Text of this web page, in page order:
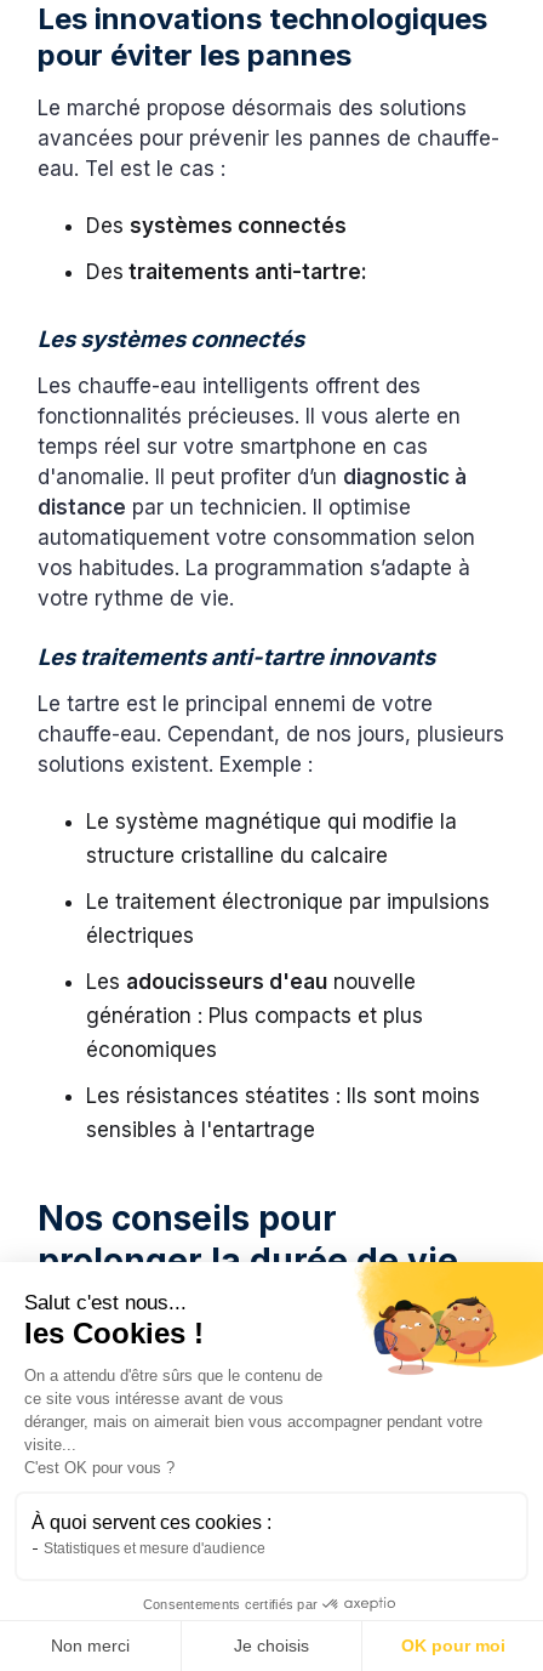
Les innovations technologiques
pour éviter les pannes
Le marché propose désormais des solutions
avancées pour prévenir les pannes de chauffe-
eau. Tel est le cas :
Dessystèmes connectés
Des traitements anti-tartre:
Les systèmes connectés
Les chauffe-eau intelligents offrent des
fonctionnalités précieuses. Il vous alerte en
temps réel sur votre smartphone en cas
d'anomalie. Il peut profiter d’un diagnostic à
distance par un technicien. Il optimise
automatiquement votre consommation selon
vos habitudes. La programmation s’adapte à
votre rythme de vie.
Les traitements anti-tartre innovants
Le tartre est le principal ennemi de votre
chauffe-eau. Cependant, de nos jours, plusieurs
solutions existent. Exemple :
Le système magnétique qui modifie la
structure cristalline du calcaire
Le traitement électronique par impulsions
électriques
Les adoucisseurs d'eau nouvelle
génération : Plus compacts et plus
économiques
Les résistances stéatites : Ils sont moins
sensibles à l'entartrage
Nos conseils pour
prolonger la durée de vie
de votre appareil
Entretenez régulièrement votre chauffe-eau.
Cela augmente nettement sa
Effectuez une vidange complète une fois
accumulé.
sécurité. Il doit rester stable.
Installez un
réducteurde pression qui
Salut c'est nous...
les Cookies !
On a attendu d'être sûrs que le contenu de
ce site vous intéresse avant de vous
déranger, mais on aimerait bien vous accompagner pendant votre
visite...
C'est OK pour vous ?
À quoi servent ces cookies :
Statistiques et mesure d'audience
Consentements certifiés par
Non merci Je choisis OK pour moi